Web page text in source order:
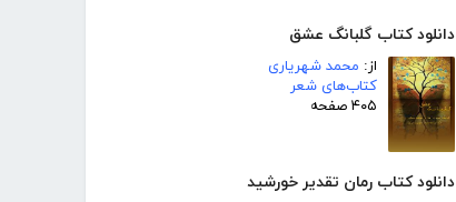
دانلود کتاب گلبانگ عشق
از: محمد شهریاری
کتاب‌های شعر
۴۰۵ صفحه
دانلود کتاب رمان تقدیر خورشید